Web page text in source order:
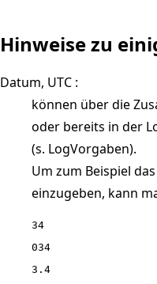
Hinweise zu
Datum, UTC :
können über die
oder bereits in der
(s. LogVorgaben).
Um zum Beispiel
einzugeben, kann
34
034
3.4